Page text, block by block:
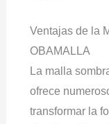
Ventajas de la
OBAMALLA
La malla
ofrece
transformar la